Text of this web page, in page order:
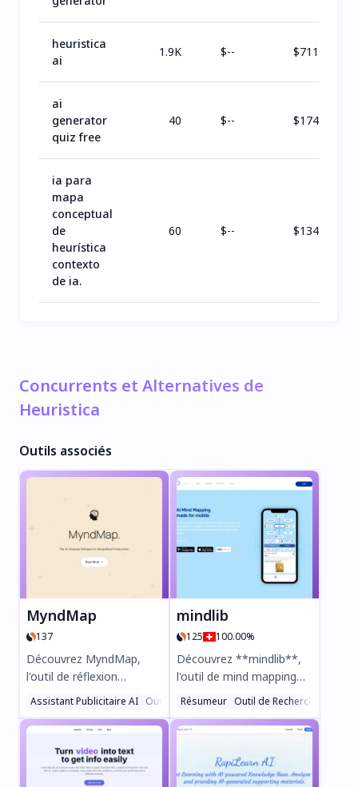
heuristica
ai
1.9K $-- $711
ai
generator
quiz free
40 $-- $174
ia para
mapa
conceptual
de
heurística
contexto
de ia.
60 $-- $134
Concurrents et Alternatives de
Heuristica
Outils associés
MyndMap
137
Découvrez MyndMap,
l'outil de réflexion
numérique
pour booster votre
productivité comme
jamais auparavant.
MyndMap Global Version
Assistant Publicitaire AI Outils de Productivité AI Gestion des Tâches
mindlib
125 100.00%
Découvrez **mindlib**,
l'outil de mind mapping
propulsé par l'IA pour une
connaissances
Organisez vos idées,
connectez vos pensées
Résumeur Outil de Recherche AI